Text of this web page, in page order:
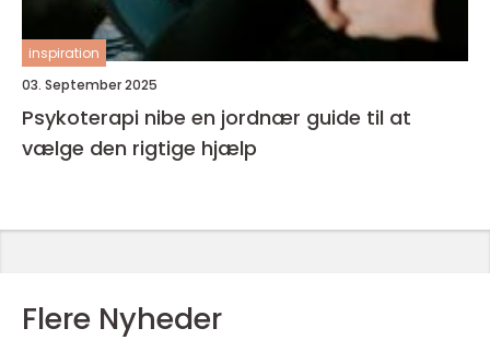
inspiration
03. September 2025
Psykoterapi nibe en jordnær guide til at
vælge den rigtige hjælp
Flere Nyheder